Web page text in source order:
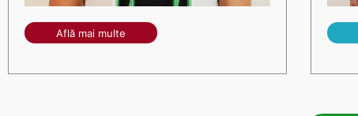
Află mai multe